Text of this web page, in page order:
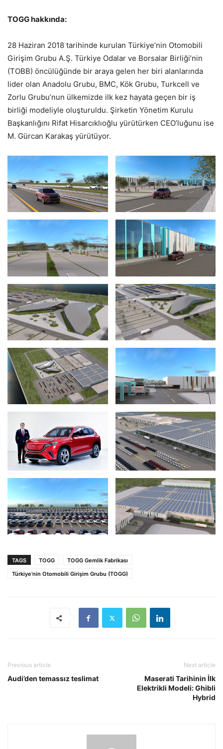
TOGG hakkında:
28 Haziran 2018 tarihinde kurulan Türkiye’nin Otomobili
Girişim Grubu A.Ş. Türkiye Odalar ve Borsalar Birliği’nin
(TOBB) öncülüğünde bir araya gelen her biri alanlarında
lider olan Anadolu Grubu, BMC, Kök Grubu, Turkcell ve
Zorlu Grubu’nun ülkemizde ilk kez hayata geçen bir iş
birliği modeliyle oluşturuldu. Şirketin Yönetim Kurulu
Başkanlığını Rifat Hisarcıklıoğlu yürütürken CEO’luğunu ise
M. Gürcan Karakaş yürütüyor.
TAGS TOGG
TOGG Gemlik Fabrikası
Türkiye’nin Otomobili Girişim Grubu (TOGG)
Previous article
Audi’den temassız teslimat
Next article
Maserati Tarihinin İlk
Elektrikli Modeli: Ghibli
Hybrid